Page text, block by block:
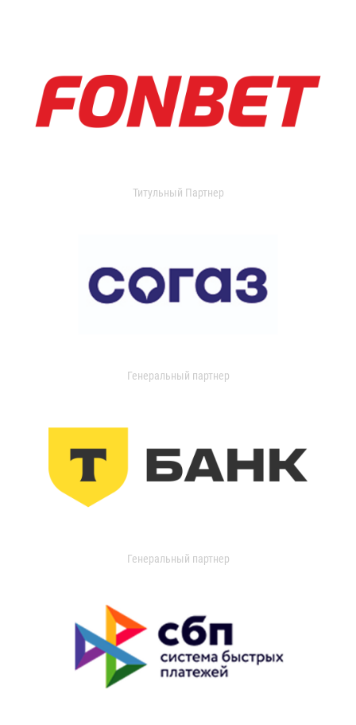
Титульный Партнер
Генеральный партнер
Генеральный партнер